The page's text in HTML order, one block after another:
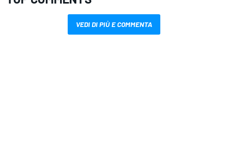
VEDI DI PIÙ E COMMENTA